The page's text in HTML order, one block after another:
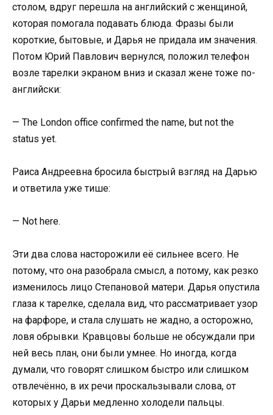
столом, вдруг перешла на английский с женщиной,
которая помогала подавать блюда. Фразы были
короткие, бытовые, и Дарья не придала им значения.
Потом Юрий Павлович вернулся, положил телефон
возле тарелки экраном вниз и сказал жене тоже по-
английски:
— The London office confirmed the name, but not the
status yet.
Раиса Андреевна бросила быстрый взгляд на Дарью
и ответила уже тише:
— Not here.
Эти два слова насторожили её сильнее всего. Не
потому, что она разобрала смысл, а потому, как резко
изменилось лицо Степановой матери. Дарья опустила
глаза к тарелке, сделала вид, что рассматривает узор
на фарфоре, и стала слушать не жадно, а осторожно,
ловя обрывки. Кравцовы больше не обсуждали при
ней весь план, они были умнее. Но иногда, когда
думали, что говорят слишком быстро или слишком
отвлечённо, в их речи проскальзывали слова, от
которых у Дарьи медленно холодели пальцы.